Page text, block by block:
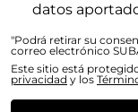
datos
"Podrá retirar su
correo electrónico
Este sitio está
privacidad y los